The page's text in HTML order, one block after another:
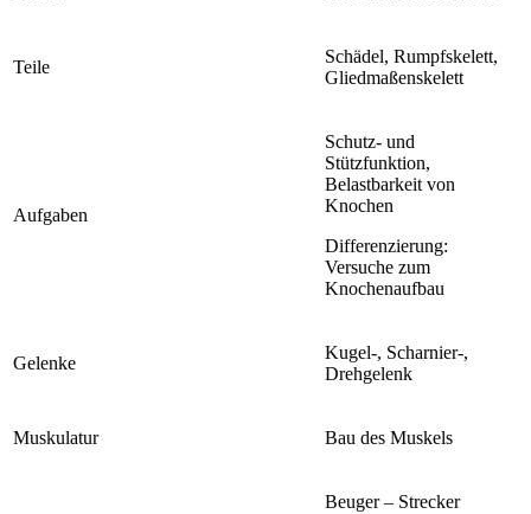
Teile
Schädel, Rumpfskelett,
Gliedmaßenskelett
Aufgaben
Schutz- und
Stützfunktion,
Belastbarkeit von
Knochen
Differenzierung:
Versuche zum
Knochenaufbau
Gelenke
Kugel-, Scharnier-,
Drehgelenk
Muskulatur Bau des Muskels
Beuger – Strecker